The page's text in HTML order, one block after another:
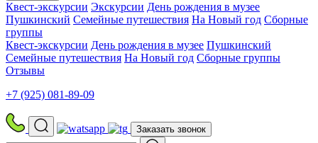
Квест-экскурсии Экскурсии День рождения в музее
Пушкинский Семейные путешествия На Новый год Сборные
группы
Квест-экскурсии День рождения в музее Пушкинский
Семейные путешествия На Новый год Сборные группы
Отзывы
+7 (925) 081-89-09
Заказать звонок